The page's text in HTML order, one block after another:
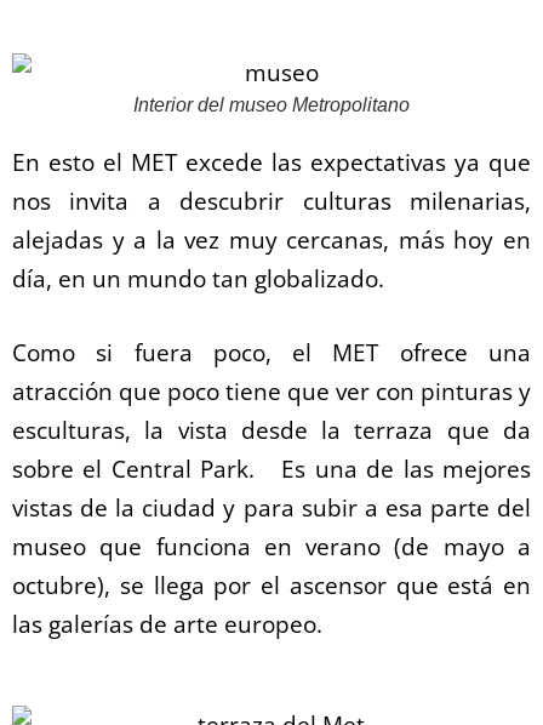
Interior del museo Metropolitano
En esto el MET excede las expectativas ya que
nos invita a descubrir culturas milenarias,
alejadas y a la vez muy cercanas, más hoy en
día, en un mundo tan globalizado.
Como si fuera poco, el MET ofrece una
atracción que poco tiene que ver con pinturas y
esculturas, la vista desde la terraza que da
sobre el Central Park. Es una de las mejores
vistas de la ciudad y para subir a esa parte del
museo que funciona en verano (de mayo a
octubre), se llega por el ascensor que está en
las galerías de arte europeo.